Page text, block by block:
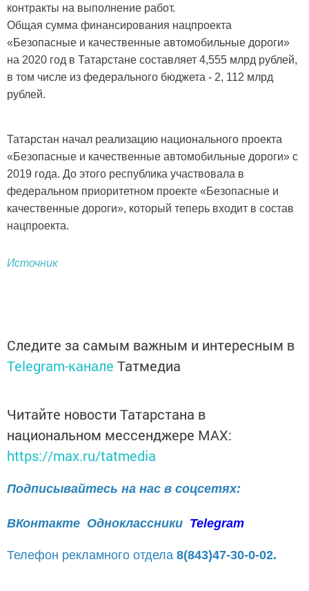
контракты на выполнение работ.
Общая сумма финансирования нацпроекта
«Безопасные и качественные автомобильные дороги»
на 2020 год в Татарстане составляет 4,555 млрд рублей,
в том числе из федерального бюджета - 2, 112 млрд
рублей.
Татарстан начал реализацию национального проекта
«Безопасные и качественные автомобильные дороги» с
2019 года. До этого республика участвовала в
федеральном приоритетном проекте «Безопасные и
качественные дороги», который теперь входит в состав
нацпроекта.
Источник
Следите за самым важным и интересным в
Telegram-канале Татмедиа
Читайте новости Татарстана в
национальном мессенджере MАХ:
https://max.ru/tatmedia
Подписывайтесь на нас в соцсетях:
ВКонтакте Одноклассники Telegram
Телефон рекламного отдела 8(843)47-30-0-02.